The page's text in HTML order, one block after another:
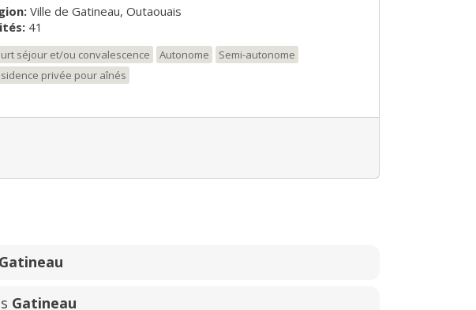
Ville de Gatineau, Outaouais
41
séjour et/ou convalescence Autonome
Semi-autonome
privée pour aînés
Gatineau
Gatineau